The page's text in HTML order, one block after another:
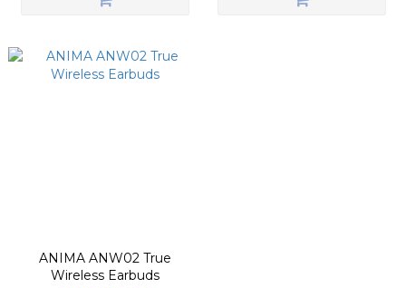
ANIMA ANW02 True
Wireless Earbuds